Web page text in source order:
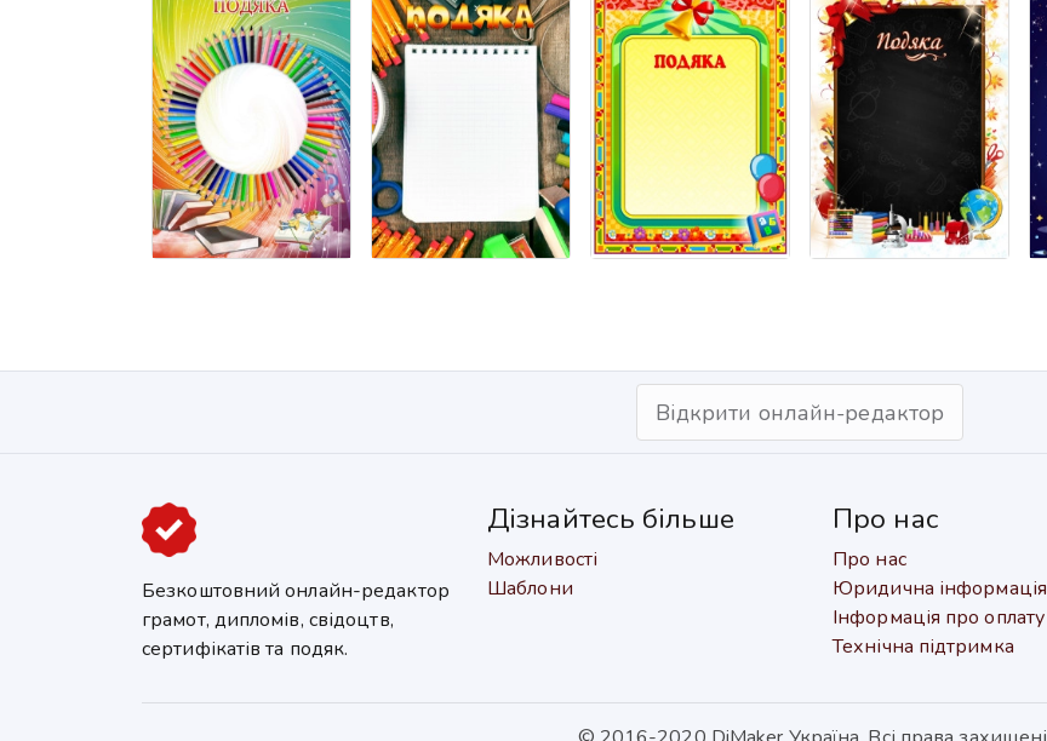
Відкрити онлайн-редактор
Безкоштовний онлайн-редактор
грамот, дипломів, свідоцтв,
сертифікатів та подяк.
Дізнайтесь більше
Можливості
Шаблони
Про нас
Про нас
Юридична інформація
Інформація про оплату
Технічна підтримка